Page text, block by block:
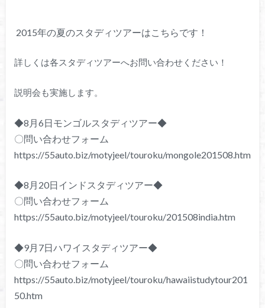
2015年の夏のスタディツアーはこちらです！
詳しくは各スタディツアーへお問い合わせください！
説明会も実施します。
◆8月6日モンゴルスタディツアー◆
〇問い合わせフォーム
https://55auto.biz/motyjeel/touroku/mongole201508.htm
◆8月20日インドスタディツアー◆
〇問い合わせフォーム
https://55auto.biz/motyjeel/touroku/201508india.htm
◆9月7日ハワイスタディツアー◆
〇問い合わせフォーム
https://55auto.biz/motyjeel/touroku/hawaiistudytour201
50.htm